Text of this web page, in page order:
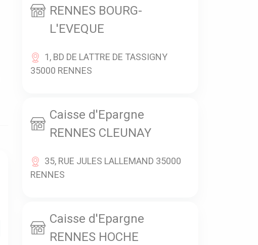
RENNES BOURG-
L'EVEQUE
1, BD DE LATTRE DE TASSIGNY
35000 RENNES
Caisse d'Epargne
RENNES CLEUNAY
35, RUE JULES LALLEMAND 35000
RENNES
Caisse d'Epargne
RENNES HOCHE